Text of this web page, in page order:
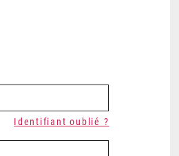
Identifiant oublié ?